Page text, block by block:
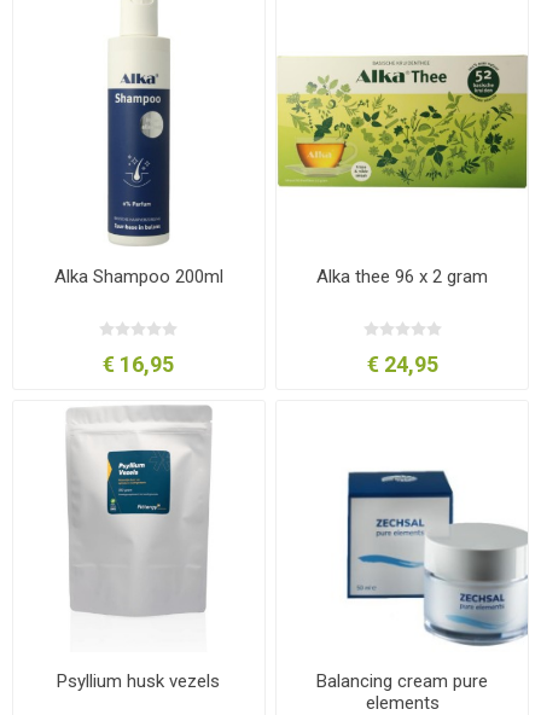
Alka Shampoo 200ml
€ 16,95
Alka thee 96 x 2 gram
€ 24,95
Psyllium husk vezels
Balancing cream pure
elements